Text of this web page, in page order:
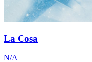
La Cosa
N/A